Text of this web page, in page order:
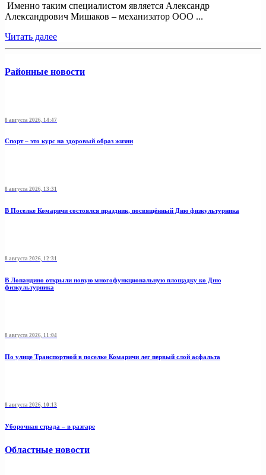
Именно таким специалистом является Александр
Александрович Мишаков – механизатор ООО ...
Читать далее
Районные новости
8 августа 2026, 14:47
Спорт – это курс на здоровый образ жизни
8 августа 2026, 13:31
В Поселке Комаричи состоялся праздник, посвящённый Дню физкультурника
8 августа 2026, 12:31
В Лопандино открыли новую многофункциональную площадку ко Дню
физкультурника
8 августа 2026, 11:04
По улице Транспортной в поселке Комаричи лег первый слой асфальта
8 августа 2026, 10:13
Уборочная страда – в разгаре
Областные новости